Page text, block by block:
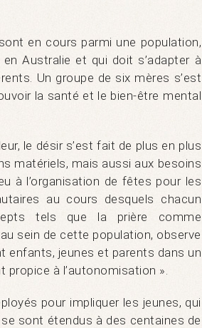
en cours parmi une population,
Australie et qui doit s’adapter à
Un groupe de six mères s’est
la santé et le bien-être mental
le désir s’est fait de plus en plus
matériels, mais aussi aux besoins
à l’organisation de fêtes pour les
au cours desquels chacun
tels que la prière comme
sein de cette population, observe
enfants, jeunes et parents dans un
propice à l’autonomisation ».
pour impliquer les jeunes, qui
sont étendus à des centaines de